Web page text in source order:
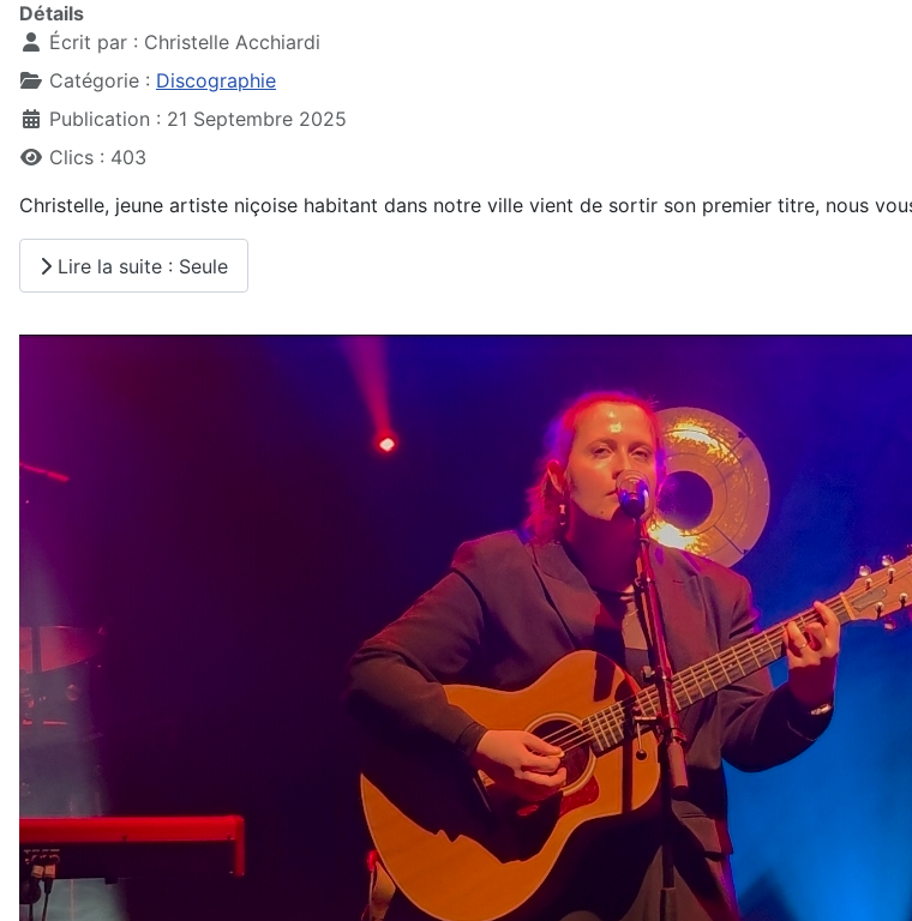
Détails
Écrit par : Christelle Acchiardi
Catégorie : Discographie
Publication : 21 Septembre 2025
Clics : 403
Christelle, jeune artiste niçoise habitant dans notre ville vient de sortir son premier titre, nous
Lire la suite : Seule